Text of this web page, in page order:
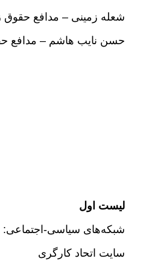
شعله زمینی – مدافع حقوق
حسن نایب هاشم – مدافع
لیست اول
شبکه‌های سیاسی-اجتماعی:
سایت اتحاد کارگری